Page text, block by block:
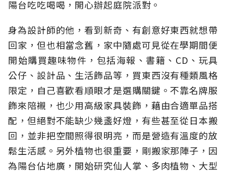
陽台吃吃喝喝，開心辦起庭院派對。
身為設計師的他，看到新奇、有創意好東西就想帶
回家，但也相當念舊，家中隨處可見從在學期間便
開始購買趣味物件，包括海報、書籍、CD、玩具
公仔、設計品、生活飾品等，買東西沒有種類風格
限定，自己喜歡看順眼才是選購關鍵。不靠名牌服
飾來陪襯，也少用高級家具裝飾，藉由合適單品搭
配，但絕對不能缺少幾盞好燈，有些甚至從日本搬
回，並非把空間照得很明亮，而是營造有溫度的放
鬆生活感。另外植物也很重要，剛搬家那陣子，因
為陽台佔地廣，開始研究仙人掌、多肉植物、大型